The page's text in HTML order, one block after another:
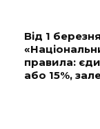
Від 1
правила:
або 15%,